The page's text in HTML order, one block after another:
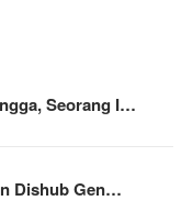
Seorang I…
Dishub Gen…